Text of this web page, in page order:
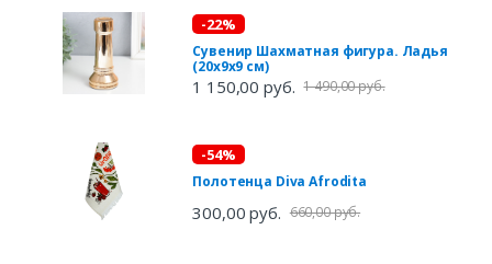
-22%
Сувенир Шахматная фигура. Ладья
(20х9х9 см)
1 150,00 руб. 1 490,00 руб.
-54%
Полотенца Diva Afrodita
300,00 руб. 660,00 руб.